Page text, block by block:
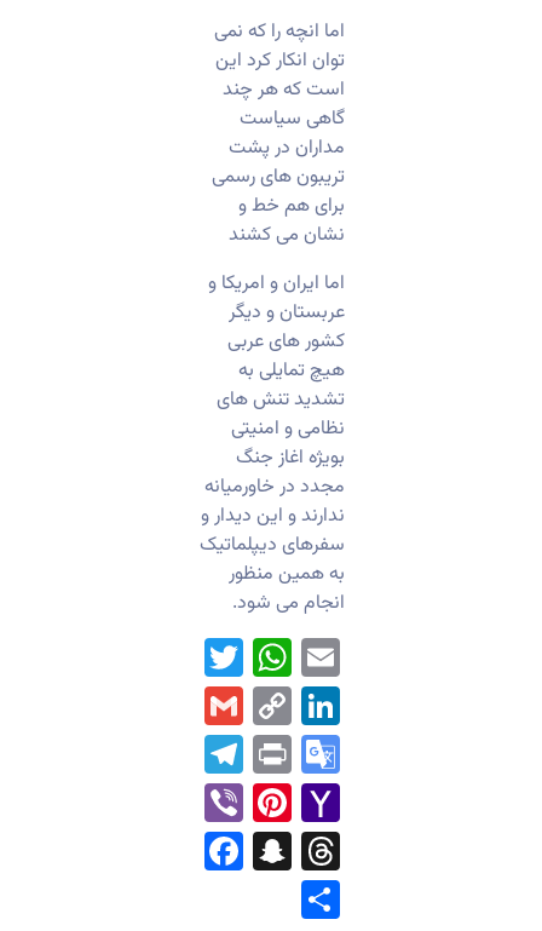
اما انچه را که نمی
توان انکار کرد این
است که هر چند
گاهی سیاست
مداران در پشت
تریبون های رسمی
برای هم خط و
نشان می کشند
اما ایران و امریکا و
عربستان و دیگر
کشور های عربی
هیچ تمایلی به
تشدید تنش های
نظامی و امنیتی
بویژه اغاز جنگ
مجدد در خاورمیانه
ندارند و این دیدار و
سفرهای دیپلماتیک
به همین منظور
انجام می شود.
Email
WhatsApp
Twitter
LinkedIn
Copy
Link
Gmail
Google
Translate
Print
Telegram
Yahoo
Mail
Pinterest
Viber
Threads
Snapchat
Facebook
Share